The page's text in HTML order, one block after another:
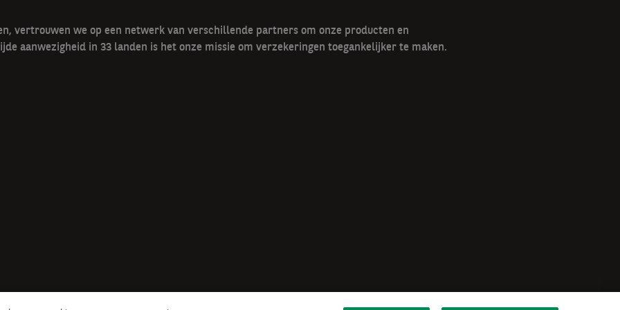
vertrouwen we op een netwerk van verschillende partners om onze producten en
aanwezigheid in 33 landen is het onze missie om verzekeringen toegankelijker te maken.